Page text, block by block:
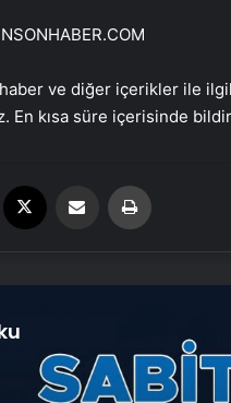
haber ve diğer içerikler ile
En kısa süre içerisinde
Facebook Email'den paylaş